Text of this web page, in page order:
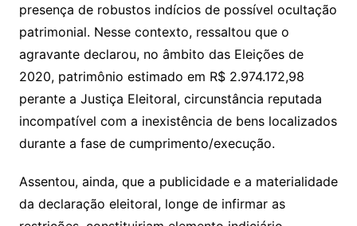
presença de robustos indícios de possível ocultação
patrimonial. Nesse contexto, ressaltou que o
agravante declarou, no âmbito das Eleições de
2020, patrimônio estimado em R$ 2.974.172,98
perante a Justiça Eleitoral, circunstância reputada
incompatível com a inexistência de bens localizados
durante a fase de cumprimento/execução.
Assentou, ainda, que a publicidade e a materialidade
da declaração eleitoral, longe de infirmar as